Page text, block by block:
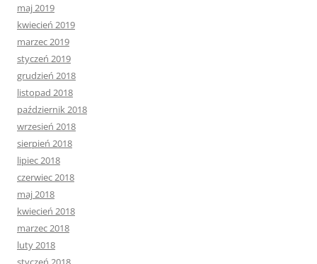
maj 2019
kwiecień 2019
marzec 2019
styczeń 2019
grudzień 2018
listopad 2018
październik 2018
wrzesień 2018
sierpień 2018
lipiec 2018
czerwiec 2018
maj 2018
kwiecień 2018
marzec 2018
luty 2018